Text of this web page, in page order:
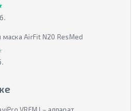
маска AirFit N20 ResMed
VRFM I – аппарат